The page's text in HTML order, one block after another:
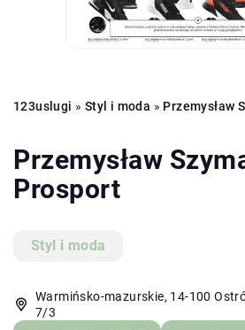
123uslugi » Styl i moda » Przemysław
Przemysław
Prosport
Styl i moda
Warmińsko-mazurskie, 14-100
7/3